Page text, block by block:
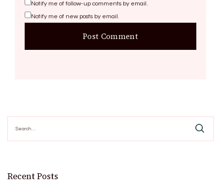
Notify me of follow-up comments by email.
Notify me of new posts by email.
for:
Recent Posts